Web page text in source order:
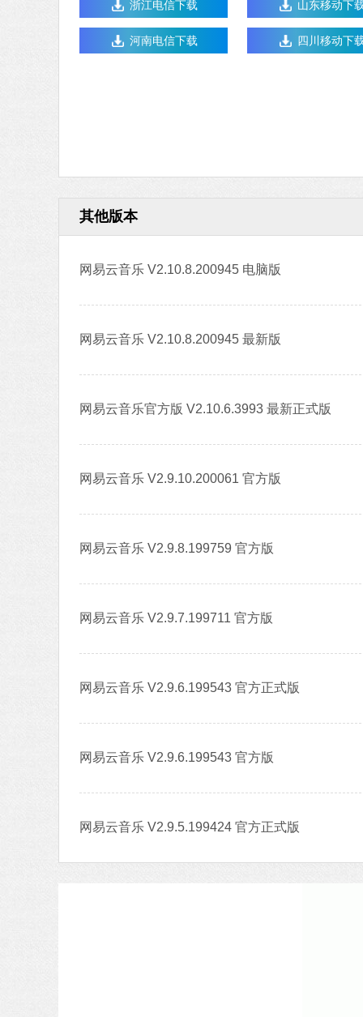
浙江电信下载 山东移动下
河南电信下载 四川移动下
其他版本
网易云音乐 V2.10.8.200945 电脑版
网易云音乐 V2.10.8.200945 最新版
网易云音乐官方版 V2.10.6.3993 最新正式版
网易云音乐 V2.9.10.200061 官方版
网易云音乐 V2.9.8.199759 官方版
网易云音乐 V2.9.7.199711 官方版
网易云音乐 V2.9.6.199543 官方正式版
网易云音乐 V2.9.6.199543 官方版
网易云音乐 V2.9.5.199424 官方正式版